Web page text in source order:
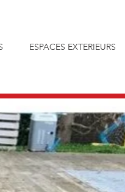
ESPACES EXTERIEURS